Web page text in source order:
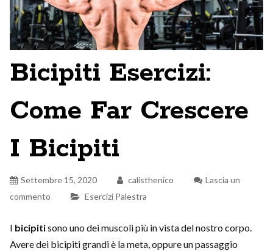
Bicipiti Esercizi:
Come Far Crescere
I Bicipiti
Settembre 15, 2020 calisthenico
Lascia un
commento
Esercizi Palestra
I bicipitisono uno dei muscoli più in vista del nostro corpo.
Avere dei bicipiti grandi è la meta, oppure un passaggio